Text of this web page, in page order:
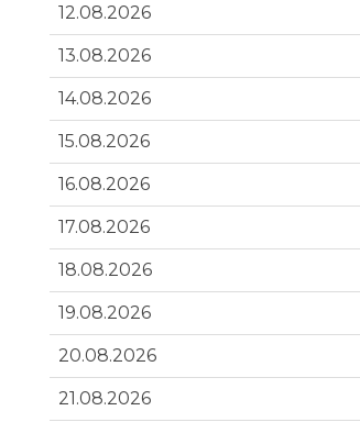
12.08.2026
13.08.2026
14.08.2026
15.08.2026
16.08.2026
17.08.2026
18.08.2026
19.08.2026
20.08.2026
21.08.2026